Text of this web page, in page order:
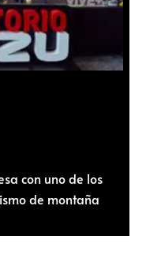
con uno de los
de montaña